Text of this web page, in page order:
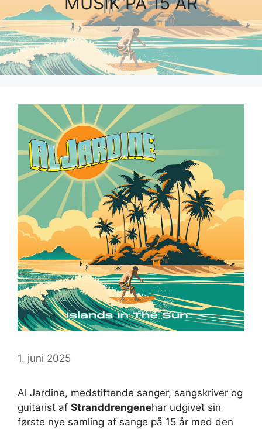
1. juni 2025
Al Jardine, medstiftende sanger, sangskriver og
guitarist af Stranddrengenehar udgivet sin
første nye samling af sange på 15 år med den